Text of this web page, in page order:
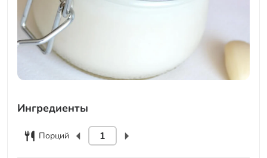
Ингредиенты
Порций